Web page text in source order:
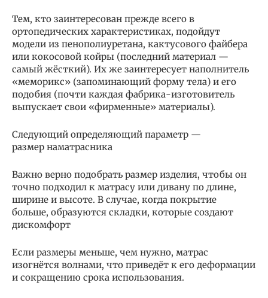
Тем, кто заинтересован прежде всего в
ортопедических характеристиках, подойдут
модели из пенополиуретана, кактусового файбера
или кокосовой койры (последний материал —
самый жёсткий). Их же заинтересует наполнитель
«меморикс» (запоминающий форму тела) и его
подобия (почти каждая фабрика-изготовитель
выпускает свои «фирменные» материалы).
Следующий определяющий параметр —
размер наматрасника
Важно верно подобрать размер изделия, чтобы он
точно подходил к матрасу или дивану по длине,
ширине и высоте. В случае, когда покрытие
больше, образуются складки, которые создают
дискомфорт
Если размеры меньше, чем нужно, матрас
изогнётся волнами, что приведёт к его деформации
и сокращению срока использования.